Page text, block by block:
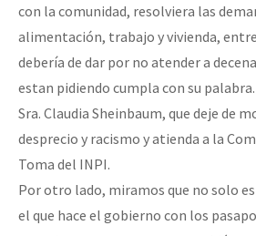
con la comunidad, resolviera las
alimentación, trabajo y vivienda,
debería de dar por no atender a
estan pidiendo cumpla con su
Sra. Claudia Sheinbaum, que deje de
desprecio y racismo y atienda a la
Toma del INPI.
Por otro lado, miramos que no solo
el que hace el gobierno con los